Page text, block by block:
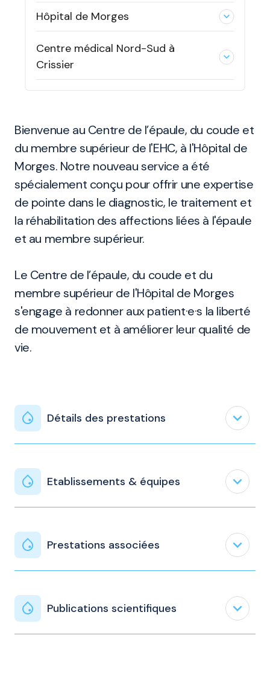
Bienvenue au Centre de l’épaule, du coude et
du membre supérieur de l'EHC, à l'Hôpital de
Morges. Notre nouveau service a été
spécialement conçu pour offrir une expertise
de pointe dans le diagnostic, le traitement et
la réhabilitation des affections liées à l'épaule
et au membre supérieur.
Le Centre de l’épaule, du coude et du
membre supérieur de l'Hôpital de Morges
s'engage à redonner aux patient·e·s la liberté
de mouvement et à améliorer leur qualité de
vie.
Hôpital de Morges expand_less
Centre médical Nord-Sud à
Crissier
expand_less
Détails des prestations expand_less
Etablissements & équipes expand_less
Prestations associées expand_less
Publications scientifiques expand_less